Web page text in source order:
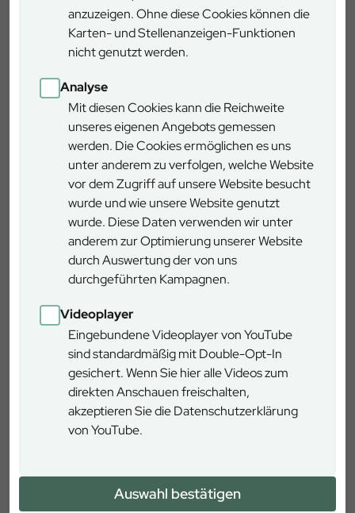
anzuzeigen. Ohne diese Cookies können die
Karten- und Stellenanzeigen-Funktionen
nicht genutzt werden.
Analyse
Mit diesen Cookies kann die Reichweite
unseres eigenen Angebots gemessen
werden. Die Cookies ermöglichen es uns
unter anderem zu verfolgen, welche Website
vor dem Zugriff auf unsere Website besucht
wurde und wie unsere Website genutzt
wurde. Diese Daten verwenden wir unter
anderem zur Optimierung unserer Website
durch Auswertung der von uns
durchgeführten Kampagnen.
Videoplayer
Eingebundene Videoplayer von YouTube
sind standardmäßig mit Double-Opt-In
gesichert. Wenn Sie hier alle Videos zum
direkten Anschauen freischalten,
akzeptieren Sie die Datenschutzerklärung
von YouTube.
Auswahl bestätigen
Forstlicher Versuchsgarten Grafrath
Europa, Asien, Amerika – im Forstlichen
Versuchsgarten Grafrath finden Sie die Wälder dieser
Kontinente auf einem Fleck. Auf dem 34 ha großen
Areal können Sie über 200 verschiedene Baumarten
aus unterschiedlichen Erdregionen entdecken.
Zum Artikel
Der Paterzeller Eibenwald
Eine Schatztruhe der Natur bieten Ihnen die
Bayerischen Staatsforsten im "Paterzeller
Eibenwald“. Dieser Wald wurde bereits 1939 unter
Naturschutz gestellt und zählt somit zu den ältesten
Naturschutzgebieten Deutschlands.
Zum Artikel
Das Naturschutzkonzept der Bayerischen Staatsforsten